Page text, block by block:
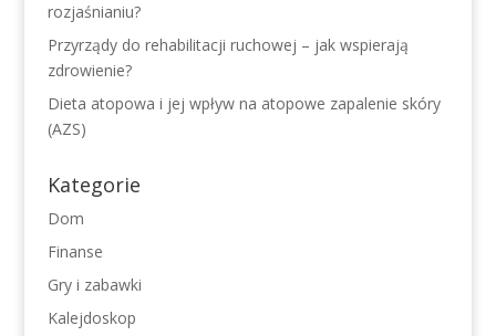
rozjaśnianiu?
Przyrządy do rehabilitacji ruchowej – jak wspierają
zdrowienie?
Dieta atopowa i jej wpływ na atopowe zapalenie skóry
(AZS)
Kategorie
Dom
Finanse
Gry i zabawki
Kalejdoskop